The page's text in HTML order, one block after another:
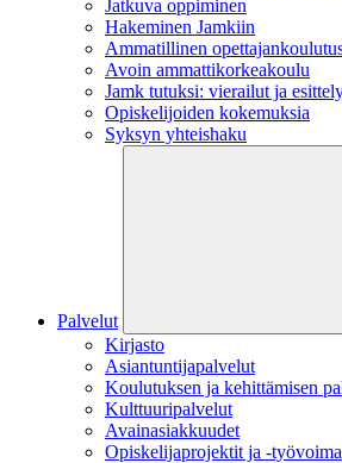
Jatkuva oppiminen
Hakeminen Jamkiin
Ammatillinen
Avoin ammattikorkeakoulu
Jamk tutuksi: vierailut ja
Opiskelijoiden kokemuksia
Syksyn yhteishaku
Palvelut
Kirjasto
Asiantuntijapalvelut
Koulutuksen ja kehittämisen
Kulttuuripalvelut
Avainasiakkuudet
Opiskelijaprojektit​ ja -työvoima